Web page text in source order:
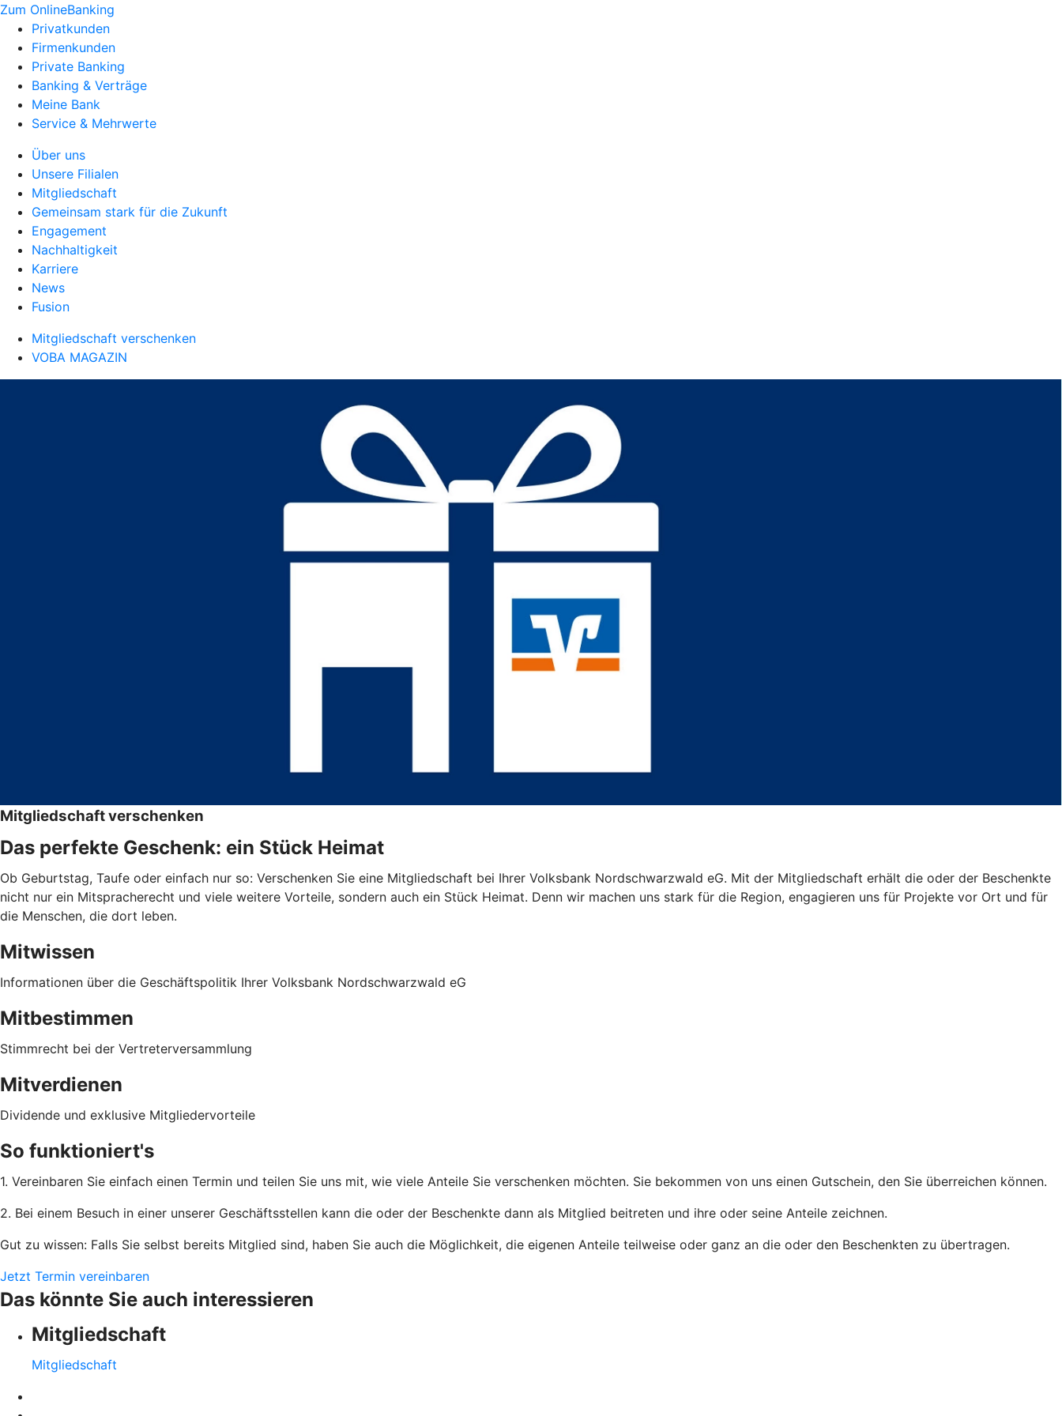
Zum OnlineBanking
Privatkunden
Firmenkunden
Private Banking
Banking & Verträge
Meine Bank
Service & Mehrwerte
Über uns
Unsere Filialen
Mitgliedschaft
Gemeinsam stark für die Zukunft
Engagement
Nachhaltigkeit
Karriere
News
Fusion
Mitgliedschaft verschenken
VOBA MAGAZIN
Mitgliedschaft verschenken
Das perfekte Geschenk: ein Stück Heimat
Ob Geburtstag, Taufe oder einfach nur so: Verschenken Sie eine Mitgliedschaft bei Ihrer Volksbank Nordschwarzwald eG. Mit der Mitgliedschaft erhält die oder der Beschenkte
nicht nur ein Mitspracherecht und viele weitere Vorteile, sondern auch ein Stück Heimat. Denn wir machen uns stark für die Region, engagieren uns für Projekte vor Ort und für
die Menschen, die dort leben.
Mitwissen
Informationen über die Geschäftspolitik Ihrer Volksbank Nordschwarzwald eG
Mitbestimmen
Stimmrecht bei der Vertreterversammlung
Mitverdienen
Dividende und exklusive Mitgliedervorteile
So funktioniert's
1. Vereinbaren Sie einfach einen Termin und teilen Sie uns mit, wie viele Anteile Sie verschenken möchten. Sie bekommen von uns einen Gutschein, den Sie überreichen können.
2. Bei einem Besuch in einer unserer Geschäftsstellen kann die oder der Beschenkte dann als Mitglied beitreten und ihre oder seine Anteile zeichnen.
Gut zu wissen: Falls Sie selbst bereits Mitglied sind, haben Sie auch die Möglichkeit, die eigenen Anteile teilweise oder ganz an die oder den Beschenkten zu übertragen.
Jetzt Termin vereinbaren
Das könnte Sie auch interessieren
Mitgliedschaft
Mitgliedschaft